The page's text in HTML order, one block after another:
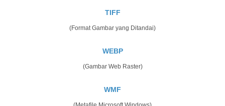
TIFF
(Format Gambar yang Ditandai)
WEBP
(Gambar Web Raster)
WMF